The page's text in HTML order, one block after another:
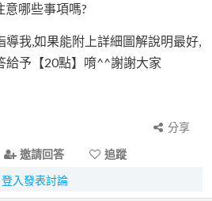
意哪些事項嗎?
我,如果能附上詳細圖解說明最好,
給予【20點】唷^^謝謝大家
分享
邀請回答
追蹤
登入發表討論